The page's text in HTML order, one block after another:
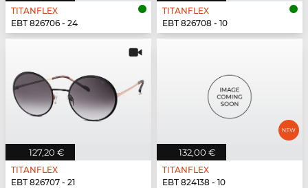
TITANFLEX
EBT 826706 - 24
TITANFLEX
EBT 826708 - 10
127,20 €
TITANFLEX
EBT 826707 - 21
132,00 €
TITANFLEX
EBT 824138 - 10